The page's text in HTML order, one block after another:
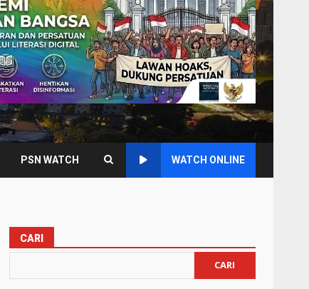
PSN WATCH WATCH ONLINE
CARI
CARI